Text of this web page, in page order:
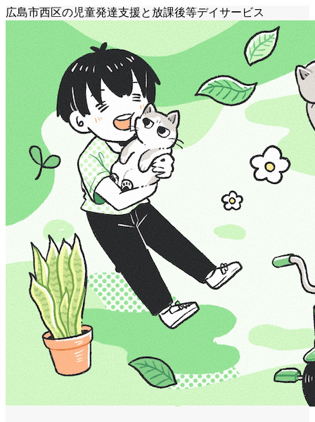
広島市西区の児童発達支援と放課後等デイサービス